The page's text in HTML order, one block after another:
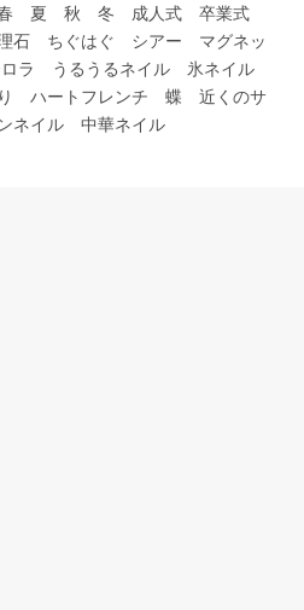
夏 秋 冬 成人式 卒業式
石 ちぐはぐ シアー マグネッ
ロラ うるうるネイル 氷ネイル
ハートフレンチ 蝶 近くのサ
ネイル 中華ネイル